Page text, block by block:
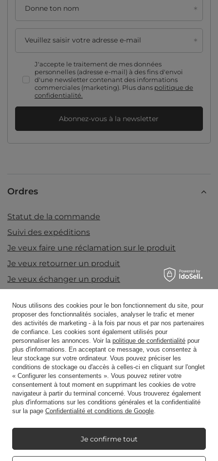
Donne ton nom
Veuillez saisir votre adresse e-mail
J'accepte le traitement de mes données
personnelles (adresse e-mail) à des fins d'envoi
d'une newsletter contenant des informations
commerciales (marketing). Plus dans politique de
confidentialité.
Abonnez-vous à la newsletter
Ordres
Statut de la commande
Suivi des expéditions
Je veux faire une réclamation sur le produit
Je veux retourner un produit
Je veux échanger un produit
Compte
Règlements
Mon Candle World
Information sur le produit
Nous utilisons des cookies pour le bon fonctionnement du site, pour
proposer des fonctionnalités sociales, analyser le trafic et mener
des activités de marketing - à la fois par nous et par nos partenaires
de confiance. Les cookies sont également utilisés pour
personnaliser les annonces. Voir la politique de confidentialité pour
plus d'informations. En acceptant ce message, vous consentez à
leur stockage sur votre ordinateur. Vous pouvez préciser les
conditions de stockage ou d'accès à celles-ci en cliquant sur l'onglet
« Configurer les consentements ». Vous pouvez retirer votre
consentement à tout moment en supprimant les cookies de votre
navigateur à partir du terminal concerné. Vous trouverez également
plus d'informations sur les conditions générales et la confidentialité
sur la page Confidentialité et conditions de Google.
Je confirme tout